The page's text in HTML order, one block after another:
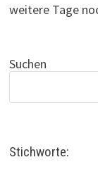
weitere Tage
Suchen
Stichworte: